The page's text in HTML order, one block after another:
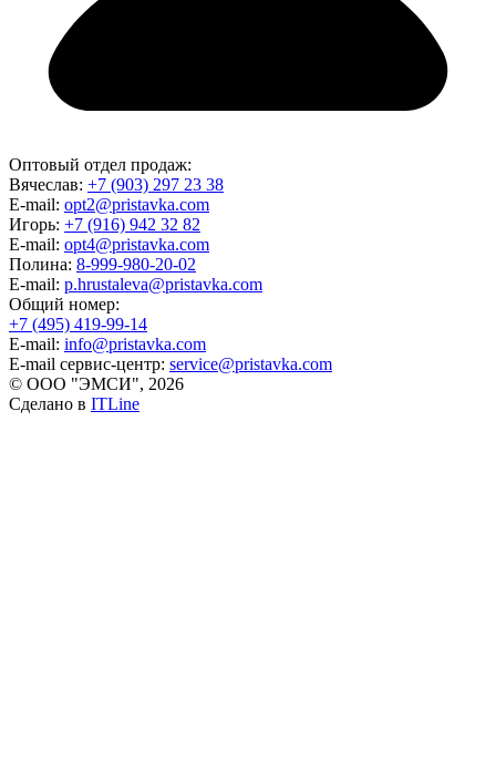
Оптовый отдел продаж:
Вячеслав: +7 (903) 297 23 38
E-mail: opt2@pristavka.com
Игорь: +7 (916) 942 32 82
E-mail: opt4@pristavka.com
Полина: 8-999-980-20-02
E-mail: p.hrustaleva@pristavka.com
Общий номер:
+7 (495) 419-99-14
E-mail: info@pristavka.com
E-mail сервис-центр: service@pristavka.com
© ООО "ЭМСИ", 2026
Сделано в ITLine